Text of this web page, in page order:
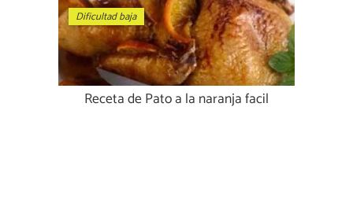
Dificultad baja
Receta de Pato a la naranja facil